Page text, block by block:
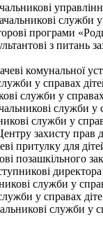
управління у
служби у
програми
з питань
комунальної
у справах
служби у справах
служби у
служби у
захисту прав
для
служби у
у справах
служби у